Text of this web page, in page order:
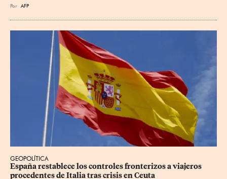
Por AFP
GEOPOLÍTICA
España restablece los controles fronterizos a viajeros
procedentes de Italia tras crisis en Ceuta